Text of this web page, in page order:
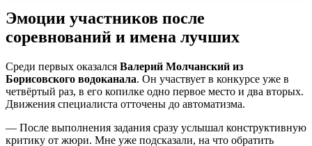
Эмоции участников после
соревнований и имена лучших
Среди первых оказался Валерий Молчанский из
Борисовского водоканала. Он участвует в конкурсе уже в
четвёртый раз, в его копилке одно первое место и два вторых.
Движения специалиста отточены до автоматизма.
— После выполнения задания сразу услышал конструктивную
критику от жюри. Мне уже подсказали, на что обратить